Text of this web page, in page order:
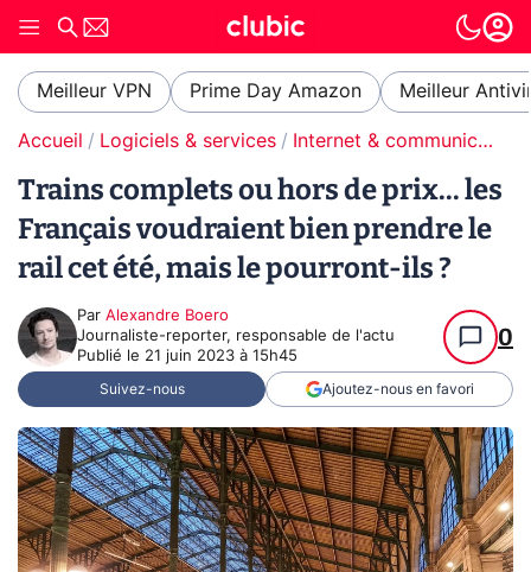
Meilleur VPN Prime Day Amazon Meilleur
Accueil Logiciels & services Internet & communication
Trains complets ou hors de prix... les
Français voudraient bien prendre le
rail cet été, mais le pourront-ils ?
Par Alexandre Boero
Journaliste-reporter, responsable de l'actu
Publié le 21 juin 2023 à 15h45
0
Suivez-nous Ajoutez-nous en favori